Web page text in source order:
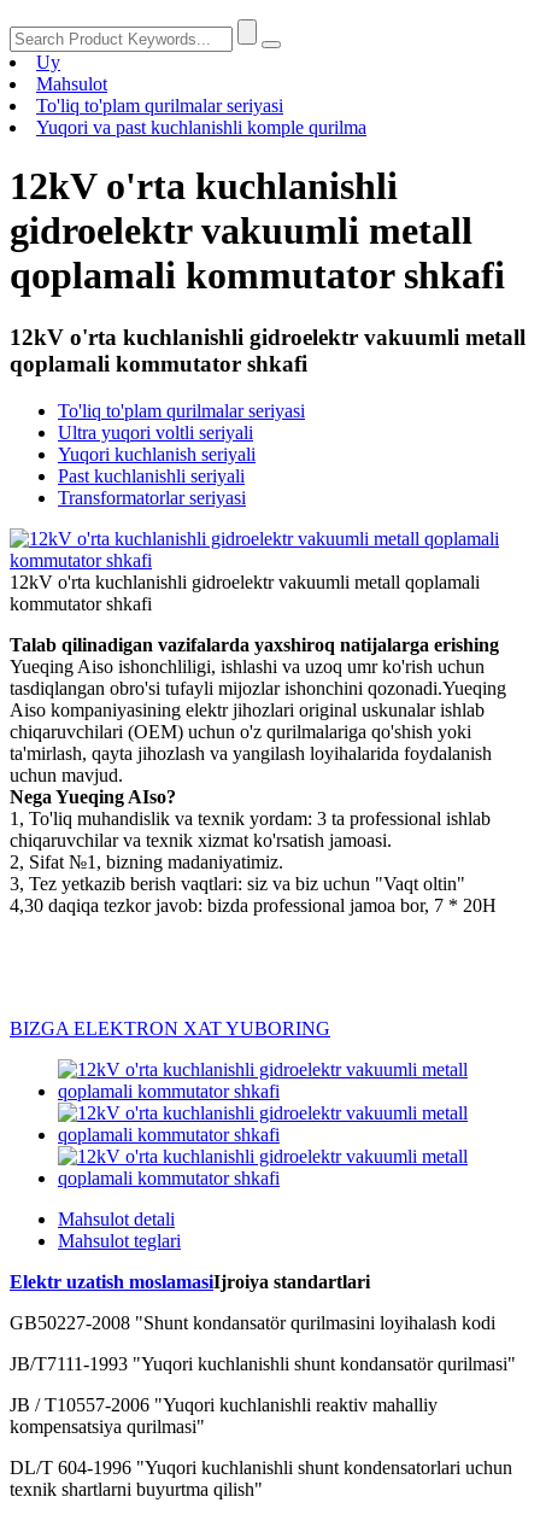
Uy
Mahsulot
To'liq to'plam qurilmalar seriyasi
Yuqori va past kuchlanishli komple qurilma
12kV o'rta kuchlanishli
gidroelektr vakuumli metall
qoplamali kommutator shkafi
12kV o'rta kuchlanishli gidroelektr vakuumli metall
qoplamali kommutator shkafi
To'liq to'plam qurilmalar seriyasi
Ultra yuqori voltli seriyali
Yuqori kuchlanish seriyali
Past kuchlanishli seriyali
Transformatorlar seriyasi
12kV o'rta kuchlanishli gidroelektr vakuumli metall qoplamali
kommutator shkafi
Talab qilinadigan vazifalarda yaxshiroq natijalarga erishing
Yueqing Aiso ishonchliligi, ishlashi va uzoq umr ko'rish uchun
tasdiqlangan obro'si tufayli mijozlar ishonchini qozonadi.Yueqing
Aiso kompaniyasining elektr jihozlari original uskunalar ishlab
chiqaruvchilari (OEM) uchun o'z qurilmalariga qo'shish yoki
ta'mirlash, qayta jihozlash va yangilash loyihalarida foydalanish
uchun mavjud.
Nega Yueqing AIso?
1, To'liq muhandislik va texnik yordam: 3 ta professional ishlab
chiqaruvchilar va texnik xizmat ko'rsatish jamoasi.
2, Sifat №1, bizning madaniyatimiz.
3, Tez yetkazib berish vaqtlari: siz va biz uchun "Vaqt oltin"
4,30 daqiqa tezkor javob: bizda professional jamoa bor, 7 * 20H
BIZGA ELEKTRON XAT YUBORING
Mahsulot detali
Mahsulot teglari
Elektr uzatish moslamasiIjroiya standartlari
GB50227-2008 "Shunt kondansatör qurilmasini loyihalash kodi
JB/T7111-1993 "Yuqori kuchlanishli shunt kondansatör qurilmasi"
JB / T10557-2006 "Yuqori kuchlanishli reaktiv mahalliy
kompensatsiya qurilmasi"
DL/T 604-1996 "Yuqori kuchlanishli shunt kondensatorlari uchun
texnik shartlarni buyurtma qilish"